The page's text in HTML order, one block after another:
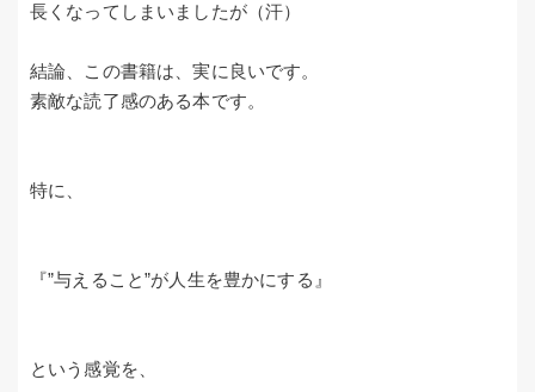
長くなってしまいましたが（汗）
結論、この書籍は、実に良いです。
素敵な読了感のある本です。
特に、
『”与えること”が人生を豊かにする』
という感覚を、